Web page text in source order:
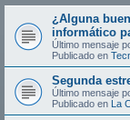
¿Alguna
informático
Último mensaje
Publicado en
Segunda
Último mensaje
Publicado en La